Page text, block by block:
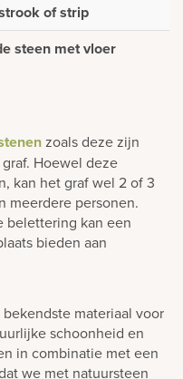
of strip
steen met vloer
zoals deze zijn
Hoewel deze
kan het graf wel 2 of 3
meerdere personen.
belettering kan een
bieden aan
materiaal voor
schoonheid en
in combinatie met een
we met natuursteen